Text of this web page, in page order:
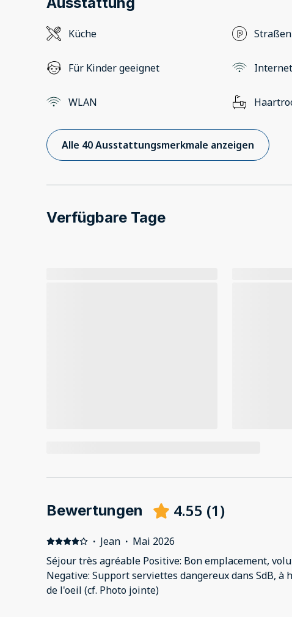
Küche
Für Kinder geeignet Internet
WLAN
Alle 40 Ausstattungsmerkmale anzeigen
Verfügbare Tage
Bewertungen 4.55 (1)
· Jean · Mai 2026
Séjour très agréable Positive: Bon emplacement,
Negative: Support serviettes dangereux dans SdB, à
de l'oeil (cf. Photo jointe)